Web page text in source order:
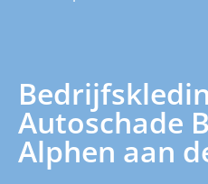
Autoschade
Alphen aan